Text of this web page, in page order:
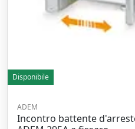
Disponibile
ADEM
Incontro battente